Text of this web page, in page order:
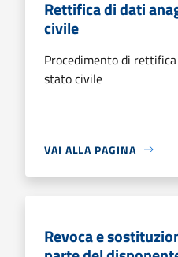
Rettifica di dati
civile
Procedimento di
stato civile
VAI ALLA PAGINA
Revoca e